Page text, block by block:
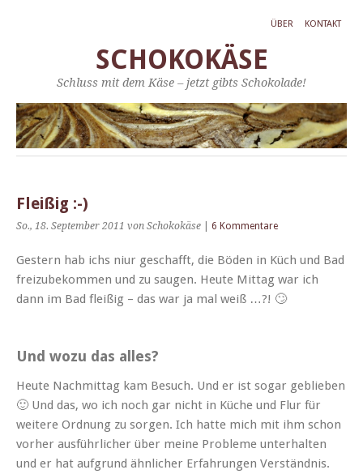
ÜBER KONTAKT
SCHOKOKÄSE
Schluss mit dem Käse – jetzt gibts Schokolade!
Fleißig :-)
So., 18. September 2011 von Schokokäse 6 Kommentare
Gestern hab ichs niur geschafft, die Böden in Küch und Bad
freizubekom­men und zu saugen. Heute Mit­tag war ich
dann im Bad fleißig – das war ja mal weiß …?! 🙄
Und wozu das alles?
Heute Nach­mit­tag kam Besuch. Und er ist sog­ar geblieben
🙂 Und das, wo ich noch gar nicht in Küche und Flur für
weit­ere Ord­nung zu sor­gen. Ich hat­te mich mit ihm schon
vorher aus­führlich­er über meine Prob­leme unter­hal­ten
und er hat auf­grund ähn­lich­er Erfahrun­gen Ver­ständ­nis.